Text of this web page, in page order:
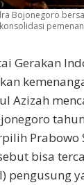
Bojonegoro
Gerakan
Azizah
Prabowo
bisa
pengusung